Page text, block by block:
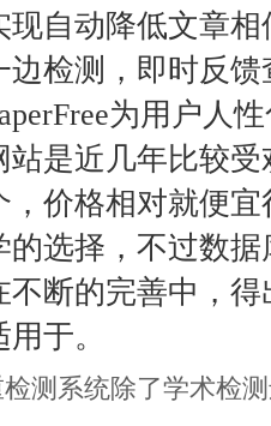
现自动降低文章
边检测，即时反
为用户人
站是近几年比较受
，价格相对就便
的选择，不过数
不断的完善中，
于。
测系统除了学术检